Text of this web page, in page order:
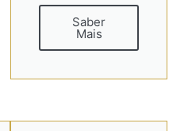
Saber
Mais